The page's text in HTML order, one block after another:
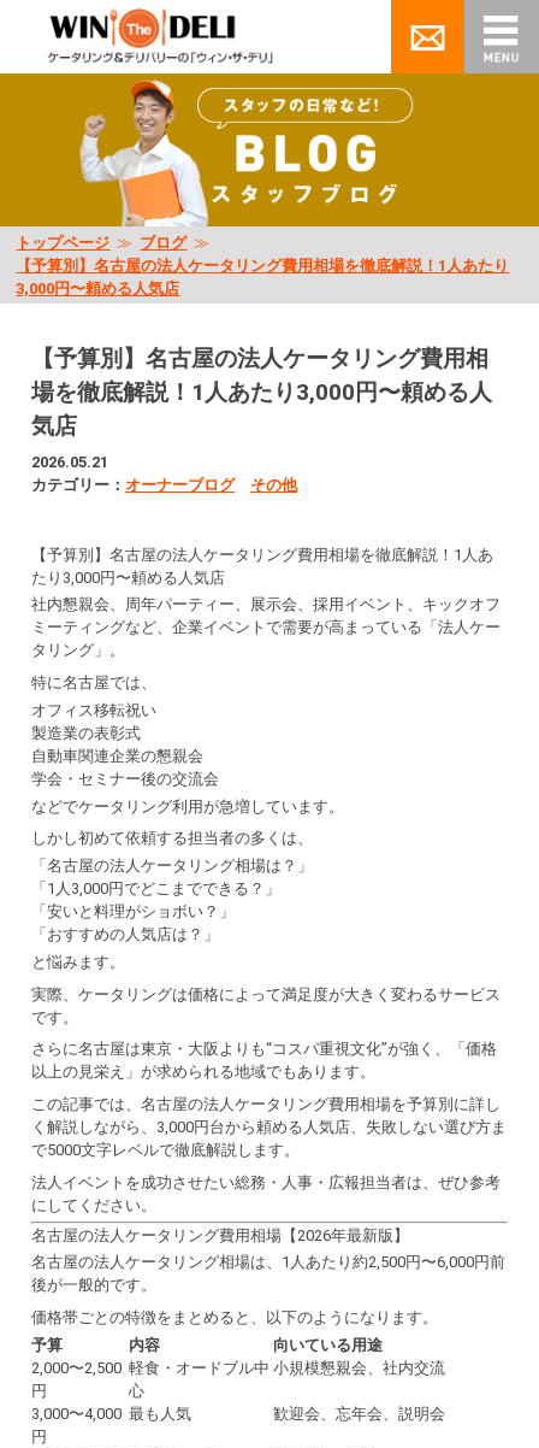
トップページ ≫ ブログ≫
【予算別】名古屋の法人ケータリング費用相場を徹底解説！1人あたり
3,000円〜頼める人気店
【予算別】名古屋の法人ケータリング費用相
場を徹底解説！1人あたり3,000円〜頼める人
気店
2026.05.21
カテゴリー：オーナーブログ その他
【予算別】名古屋の法人ケータリング費用相場を徹底解説！1人あ
たり3,000円〜頼める人気店
社内懇親会、周年パーティー、展示会、採用イベント、キックオフ
ミーティングなど、企業イベントで需要が高まっている「法人ケー
タリング」。
特に名古屋では、
オフィス移転祝い
製造業の表彰式
自動車関連企業の懇親会
学会・セミナー後の交流会
などでケータリング利用が急増しています。
しかし初めて依頼する担当者の多くは、
「名古屋の法人ケータリング相場は？」
「1人3,000円でどこまでできる？」
「安いと料理がショボい？」
「おすすめの人気店は？」
と悩みます。
実際、ケータリングは価格によって満足度が大きく変わるサービス
です。
さらに名古屋は東京・大阪よりも“コスパ重視文化”が強く、「価格
以上の見栄え」が求められる地域でもあります。
この記事では、名古屋の法人ケータリング費用相場を予算別に詳し
く解説しながら、3,000円台から頼める人気店、失敗しない選び方ま
で5000文字レベルで徹底解説します。
法人イベントを成功させたい総務・人事・広報担当者は、ぜひ参考
にしてください。
名古屋の法人ケータリング費用相場【2026年最新版】
名古屋の法人ケータリング相場は、1人あたり約2,500円〜6,000円前
後が一般的です。
価格帯ごとの特徴をまとめると、以下のようになります。
予算
内容
向いている用途
2,000〜2,500
円
軽食・オードブル中
心
小規模懇親会、社内交流
3,000〜4,000
円
最も人気 歓迎会、忘年会、説明会